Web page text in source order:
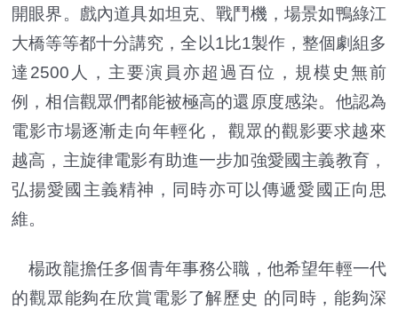
開眼界。戲內道具如坦克、戰鬥機，場景如鴨綠江
大橋等等都十分講究，全以1比1製作，整個劇組多
達2500人，主要演員亦超過百位，規模史無前
例，相信觀眾們都能被極高的還原度感染。他認為
電影市場逐漸走向年輕化， 觀眾的觀影要求越來
越高，主旋律電影有助進一步加強愛國主義教育，
弘揚愛國主義精神，同時亦可以傳遞愛國正向思
維。
楊政龍擔任多個青年事務公職，他希望年輕一代
的觀眾能夠在欣賞電影了解歷史 的同時，能夠深